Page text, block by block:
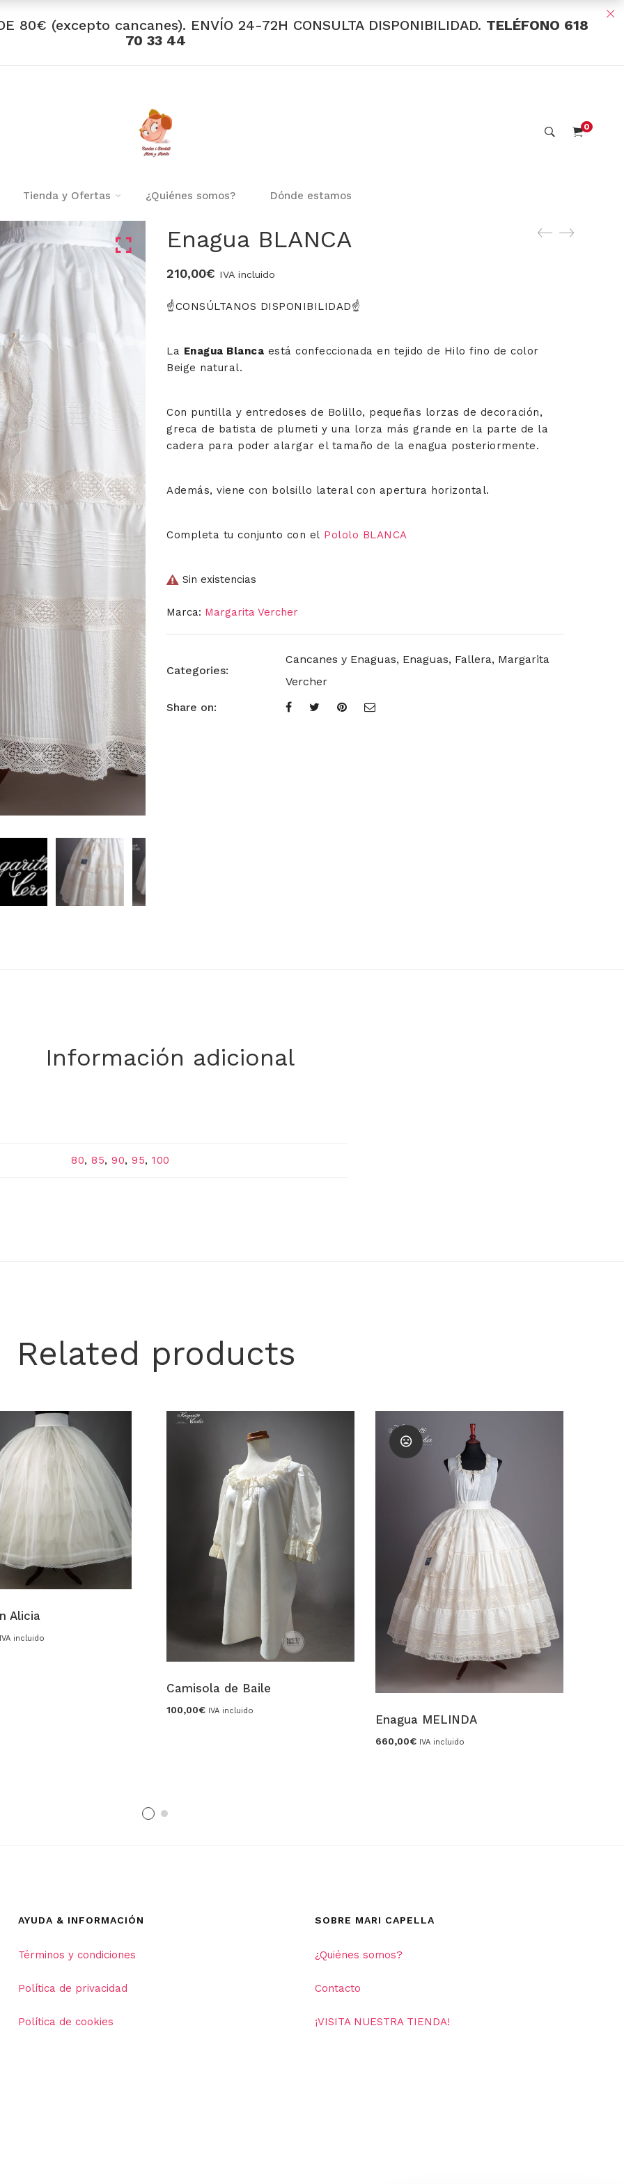
80€ (excepto cancanes). ENVÍO 24-72H CONSULTA DISPONIBILIDAD. TELÉFONO 618
70 33 44
0
Tienda y Ofertas ¿Quiénes somos? Dónde estamos
Enagua BLANCA
210,00€ IVA incluido
☝️CONSÚLTANOS DISPONIBILIDAD☝️
La Enagua Blanca está confeccionada en tejido de Hilo fino de color
Beige natural.
Con puntilla y entredoses de Bolillo, pequeñas lorzas de decoración,
greca de batista de plumeti y una lorza más grande en la parte de la
cadera para poder alargar el tamaño de la enagua posteriormente.
Además, viene con bolsillo lateral con apertura horizontal.
Completa tu conjunto con el Pololo BLANCA
Sin existencias
Marca: Margarita Vercher
Categories:
Cancanes y Enaguas, Enaguas, Fallera, Margarita
Vercher
Share on:
Información adicional
80, 85, 90, 95, 100
Related products
Alicia
IVA incluido
Camisola de Baile
100,00€ IVA incluido
Enagua MELINDA
660,00€ IVA incluido
AYUDA & INFORMACIÓN
Términos y condiciones
Política de privacidad
Política de cookies
SOBRE MARI CAPELLA
¿Quiénes somos?
Contacto
¡VISITA NUESTRA TIENDA!